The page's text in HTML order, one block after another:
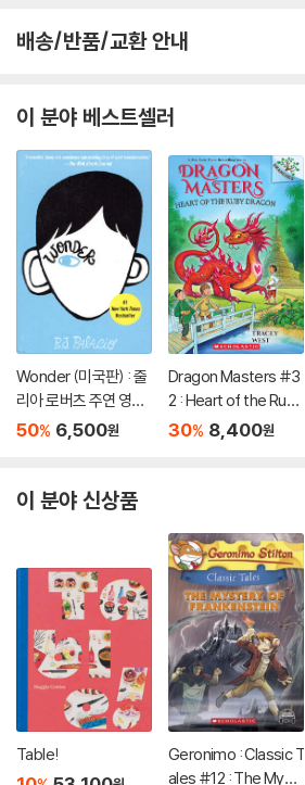
배송/반품/교환 안내
이 분야 베스트셀러
Wonder (미국판) : 줄
리아 로버츠 주연 영화
'원더' 원작 소설
50% 6,500원
Dragon Masters #3
2 : Heart of the Ruby
Dragon (A Branches
30% 8,400원
이 분야 신상품
Table!
Geronimo : Classic T
ales #12 : The Myst